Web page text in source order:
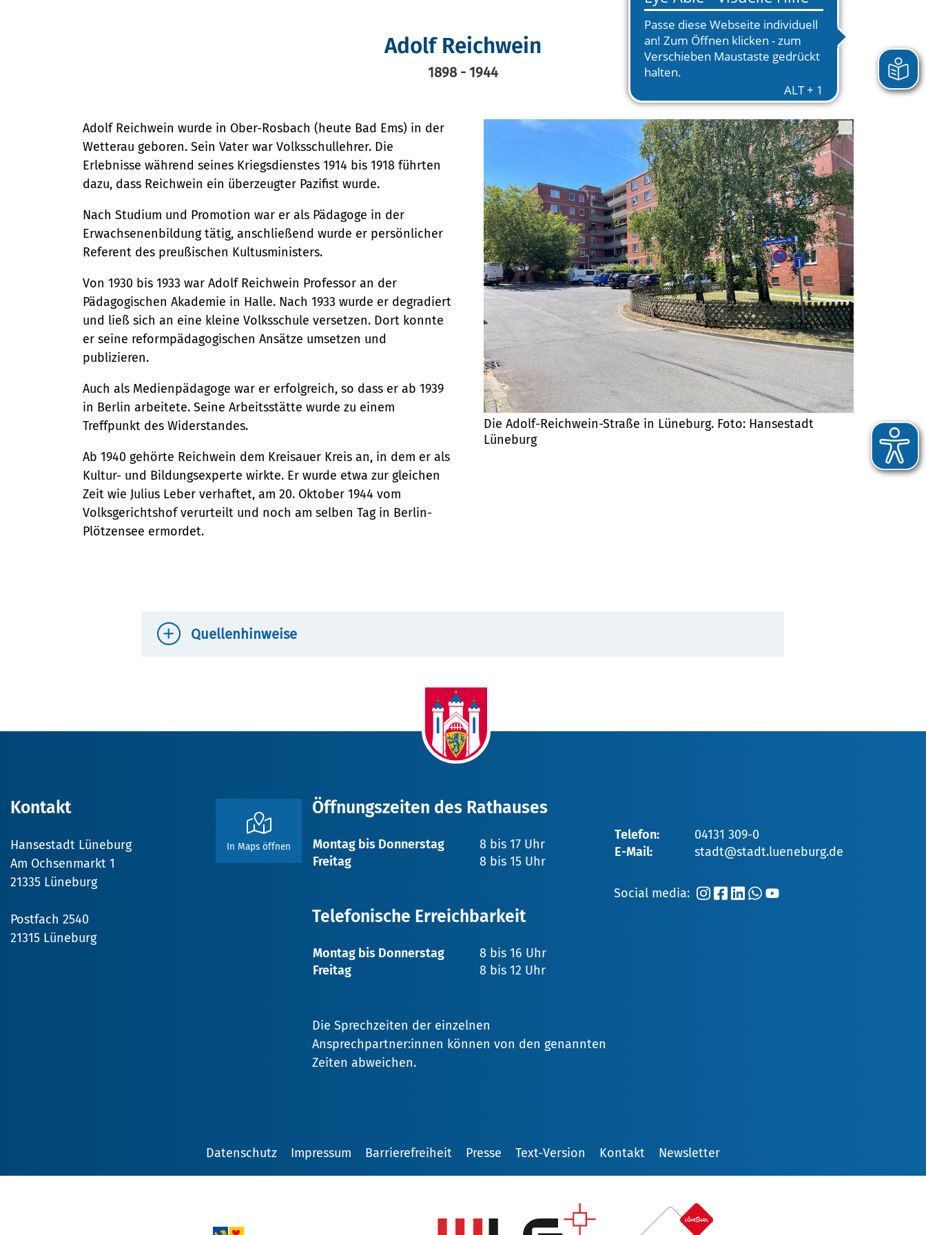
Stadtarchiv
Tourismus
Veranstaltungskalender (Metropolregion HH)
Gesellschaft, Soziales und Bildung
Bildung
Soziales
Familie und Betreuung
Stadtteilarbeit
Bürger:innenbeteiligung
Ehrenamt
Sicherheit und Ordnung
Ordnungsamt
Schiedsamt
Ortsrecht
04131 - 309-0
stadt@stadt.lueneburg.de
Am Ochsenmarkt 1
21335 Lüneburg
Adolf Reichwein
1898 - 1944
Adolf Reichwein wurde in Ober-Rosbach (heute Bad Ems) in der
Wetterau geboren. Sein Vater war Volksschullehrer. Die
Erlebnisse während seines Kriegsdienstes 1914 bis 1918 führten
dazu, dass Reichwein ein überzeugter Pazifist wurde.
Nach Studium und Promotion war er als Pädagoge in der
Erwachsenenbildung tätig, anschließend wurde er persönlicher
Referent des preußischen Kultusministers.
Von 1930 bis 1933 war Adolf Reichwein Professor an der
Pädagogischen Akademie in Halle. Nach 1933 wurde er degradiert
und ließ sich an eine kleine Volksschule versetzen. Dort konnte
er seine reformpädagogischen Ansätze umsetzen und
publizieren.
Auch als Medienpädagoge war er erfolgreich, so dass er ab 1939
in Berlin arbeitete. Seine Arbeitsstätte wurde zu einem
Treffpunkt des Widerstandes.
Ab 1940 gehörte Reichwein dem Kreisauer Kreis an, in dem er als
Kultur- und Bildungsexperte wirkte. Er wurde etwa zur gleichen
Zeit wie Julius Leber verhaftet, am 20. Oktober 1944 vom
Volksgerichtshof verurteilt und noch am selben Tag in Berlin-
Plötzensee ermordet.
Die Adolf-Reichwein-Straße in Lüneburg. Foto: Hansestadt
Lüneburg
Quellenhinweise
Fest, Joachim, Staatsstreich. Der lange Weg um 20. Juli, 3. Aufl. München 1997, S. 161
„Reichwein, Adolf / 1898-1944“ in: Die Rheinland-Pfälzische Personendatenbank. [abgerufen 3.5.2024] URL:
In Maps öffnen
Kontakt
Hansestadt Lüneburg
Am Ochsenmarkt 1
21335 Lüneburg
Postfach 2540
21315 Lüneburg
Öffnungszeiten des Rathauses
Montag bis Donnerstag
8 bis 17 Uhr
Freitag
8 bis 15 Uhr
Telefonische Erreichbarkeit
Montag bis Donnerstag
8 bis 16 Uhr
Freitag
8 bis 12 Uhr
Die Sprechzeiten der einzelnen
Ansprechpartner:innen können von den genannten
Zeiten abweichen.
Telefon:
04131 309-0
E-Mail:
stadt@stadt.lueneburg.de
Social media:
Datenschutz Impressum Barrierefreiheit Presse Text-Version Kontakt Newsletter